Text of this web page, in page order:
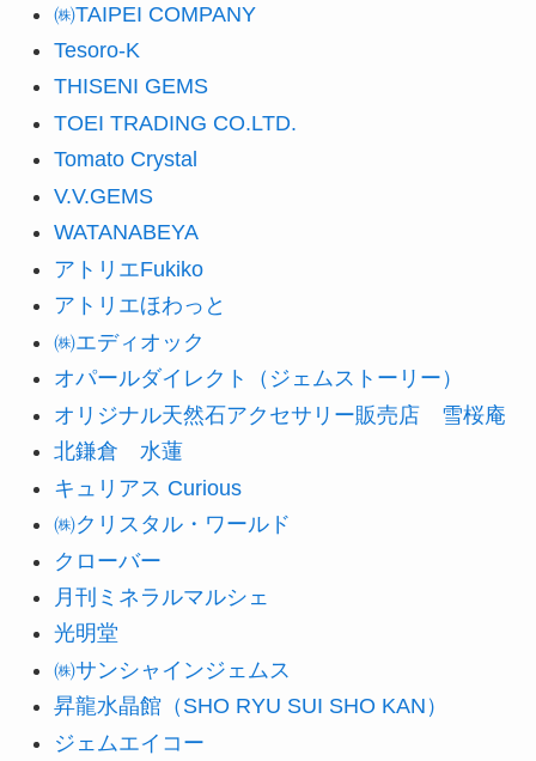
㈱TAIPEI COMPANY
Tesoro-K
THISENI GEMS
TOEI TRADING CO.LTD.
Tomato Crystal
V.V.GEMS
WATANABEYA
アトリエFukiko
アトリエほわっと
㈱エディオック
オパールダイレクト（ジェムストーリー）
オリジナル天然石アクセサリー販売店 雪桜庵
北鎌倉 水蓮
キュリアス Curious
㈱クリスタル・ワールド
クローバー
月刊ミネラルマルシェ
光明堂
㈱サンシャインジェムス
昇龍水晶館（SHO RYU SUI SHO KAN）
ジェムエイコー